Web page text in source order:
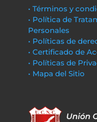
• Términos y
• Política de
Personales
• Políticas de
• Certificado de
• Políticas de
• Mapa del Sitio